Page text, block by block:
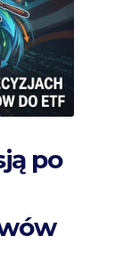
po